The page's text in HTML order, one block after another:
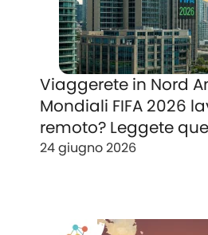
Viaggerete in Nord
Mondiali FIFA 2026
remoto? Leggete
24 giugno 2026